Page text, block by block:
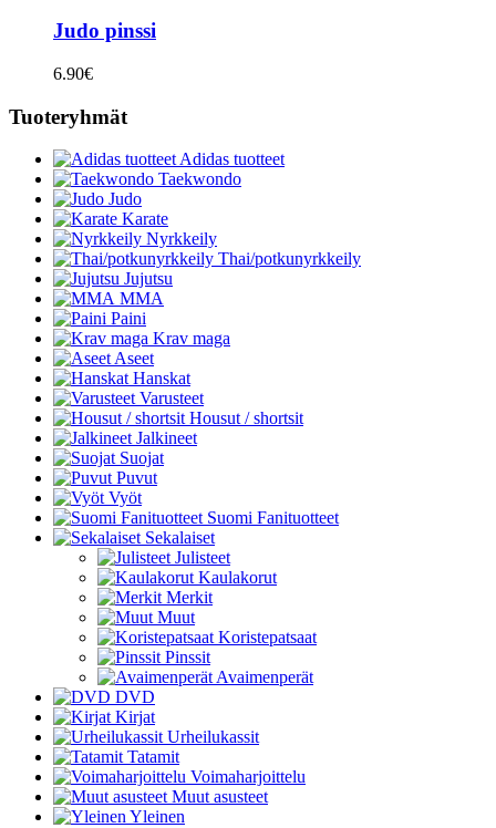
Judo pinssi
6.90€
Tuoteryhmät
Adidas tuotteet
Taekwondo
Judo
Karate
Nyrkkeily
Thai/potkunyrkkeily
Jujutsu
MMA
Paini
Krav maga
Aseet
Hanskat
Varusteet
Housut / shortsit
Jalkineet
Suojat
Puvut
Vyöt
Suomi Fanituotteet
Sekalaiset
Julisteet
Kaulakorut
Merkit
Muut
Koristepatsaat
Pinssit
Avaimenperät
DVD
Kirjat
Urheilukassit
Tatamit
Voimaharjoittelu
Muut asusteet
Yleinen